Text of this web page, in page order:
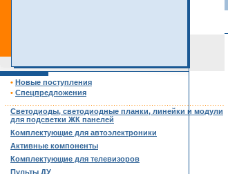
• Новые поступления
• Спецпредложения
Светодиоды, светодиодные планки, линейки и модули
для подсветки ЖК панелей
Комплектующие для автоэлектроники
Активные компоненты
Комплектующие для телевизоров
Пульты ДУ